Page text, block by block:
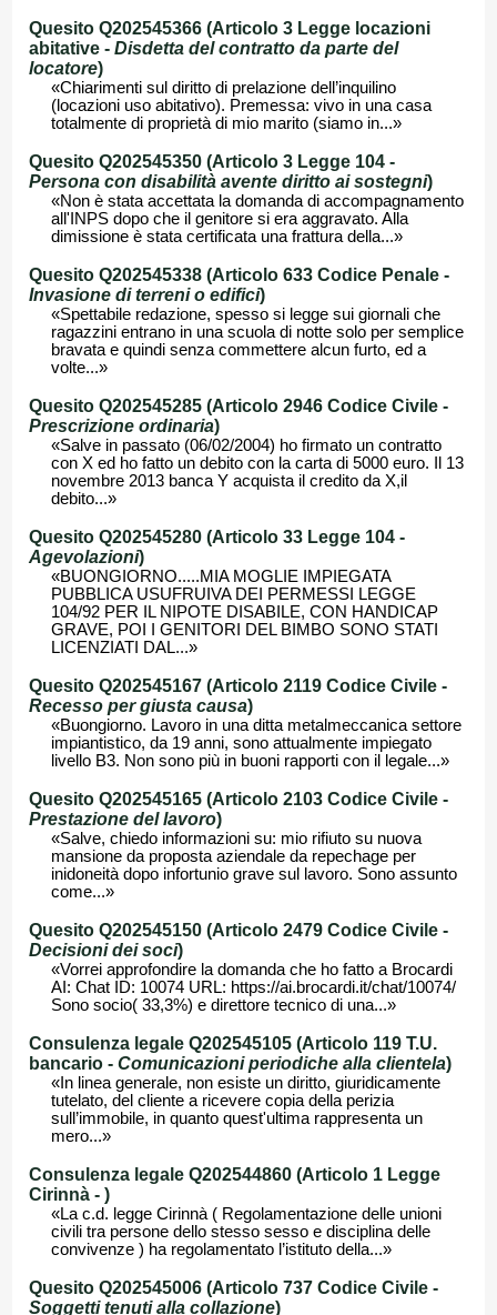
Quesito Q202545366 (Articolo 3 Legge locazioni
abitative - Disdetta del contratto da parte del
locatore)
«Chiarimenti sul diritto di prelazione dell’inquilino
(locazioni uso abitativo). Premessa: vivo in una casa
totalmente di proprietà di mio marito (siamo in...»
Quesito Q202545350 (Articolo 3 Legge 104 -
Persona con disabilità avente diritto ai sostegni)
«Non è stata accettata la domanda di accompagnamento
all'INPS dopo che il genitore si era aggravato. Alla
dimissione è stata certificata una frattura della...»
Quesito Q202545338 (Articolo 633 Codice Penale -
Invasione di terreni o edifici)
«Spettabile redazione, spesso si legge sui giornali che
ragazzini entrano in una scuola di notte solo per semplice
bravata e quindi senza commettere alcun furto, ed a
volte...»
Quesito Q202545285 (Articolo 2946 Codice Civile -
Prescrizione ordinaria)
«Salve in passato (06/02/2004) ho firmato un contratto
con X ed ho fatto un debito con la carta di 5000 euro. Il 13
novembre 2013 banca Y acquista il credito da X,il
debito...»
Quesito Q202545280 (Articolo 33 Legge 104 -
Agevolazioni)
«BUONGIORNO.....MIA MOGLIE IMPIEGATA
PUBBLICA USUFRUIVA DEI PERMESSI LEGGE
104/92 PER IL NIPOTE DISABILE, CON HANDICAP
GRAVE, POI I GENITORI DEL BIMBO SONO STATI
LICENZIATI DAL...»
Quesito Q202545167 (Articolo 2119 Codice Civile -
Recesso per giusta causa)
«Buongiorno. Lavoro in una ditta metalmeccanica settore
impiantistico, da 19 anni, sono attualmente impiegato
livello B3. Non sono più in buoni rapporti con il legale...»
Quesito Q202545165 (Articolo 2103 Codice Civile -
Prestazione del lavoro)
«Salve, chiedo informazioni su: mio rifiuto su nuova
mansione da proposta aziendale da repechage per
inidoneità dopo infortunio grave sul lavoro. Sono assunto
come...»
Quesito Q202545150 (Articolo 2479 Codice Civile -
Decisioni dei soci)
«Vorrei approfondire la domanda che ho fatto a Brocardi
AI: Chat ID: 10074 URL: https://ai.brocardi.it/chat/10074/
Sono socio( 33,3%) e direttore tecnico di una...»
Consulenza legale Q202545105 (Articolo 119 T.U.
bancario - Comunicazioni periodiche alla clientela)
«In linea generale, non esiste un diritto, giuridicamente
tutelato, del cliente a ricevere copia della perizia
sull’immobile, in quanto quest'ultima rappresenta un
mero...»
Consulenza legale Q202544860 (Articolo 1 Legge
Cirinnà - )
«La c.d. legge Cirinnà ( Regolamentazione delle unioni
civili tra persone dello stesso sesso e disciplina delle
convivenze ) ha regolamentato l’istituto della...»
Quesito Q202545006 (Articolo 737 Codice Civile -
Soggetti tenuti alla collazione)